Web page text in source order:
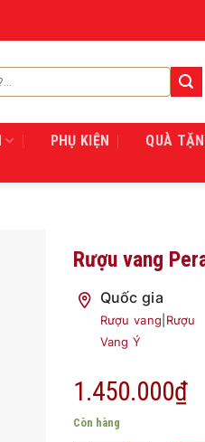
PHỤ KIỆN QUÀ
Rượu vang
Quốc gia
Rượu vang Rượu
Vang Ý
1.450.000₫
Còn hàng